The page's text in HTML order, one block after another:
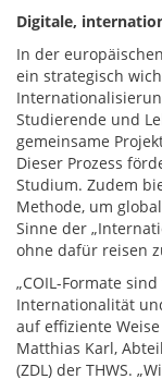
Digitale,
In der
ein strategisch
Studierende und
gemeinsame
Dieser Prozess
Studium. Zudem
Methode, um
Sinne der
ohne dafür reisen
„COIL-Formate
Internationalität
auf effiziente
Matthias Karl,
(ZDL) der THWS.